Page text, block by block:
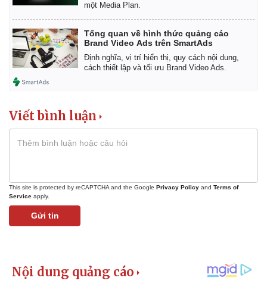
một Media Plan.
Tổng quan về hình thức quảng cáo
Brand Video Ads trên SmartAds
Định nghĩa, vị trí hiển thị, quy cách nội dung,
cách thiết lập và tối ưu Brand Video Ads.
Viết bình luận
This site is protected by reCAPTCHA and the Google Privacy Policy and Terms of
Service apply.
Gửi tin